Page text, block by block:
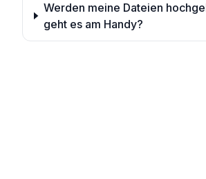
Werden meine Dateien
geht es am Handy?